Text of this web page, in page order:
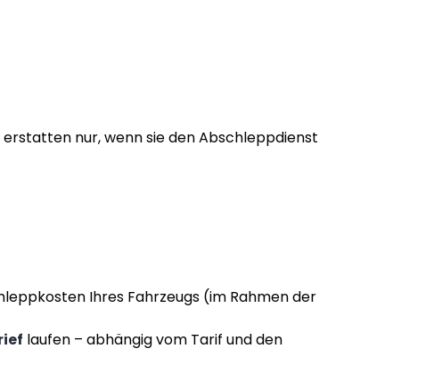
nur, wenn sie den Abschleppdienst
Ihres Fahrzeugs (im Rahmen der
laufen – abhängig vom Tarif und den